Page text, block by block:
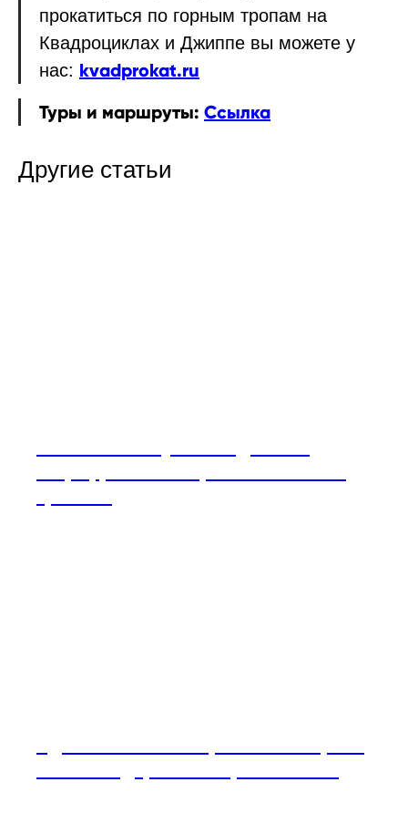
прокатиться по горным тропам на
Квадроциклах и Джиппе вы можете у
нас: kvadprokat.ru
Туры и маршруты: Ссылка
Другие статьи